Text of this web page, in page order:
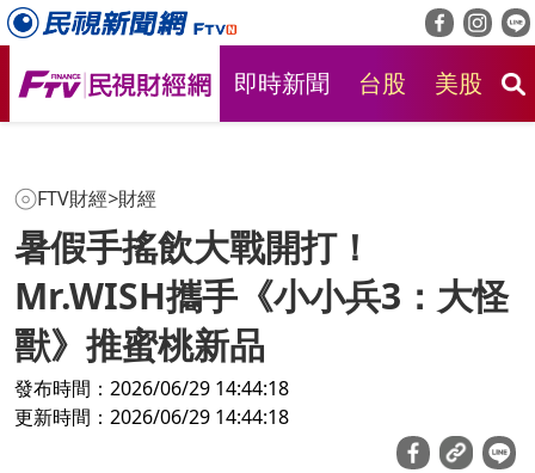
即時新聞 台股 美股
FTV財經>財經
暑假手搖飲大戰開打！
Mr.WISH攜手《小小兵3：大怪
獸》推蜜桃新品
發布時間：2026/06/29 14:44:18
更新時間：2026/06/29 14:44:18